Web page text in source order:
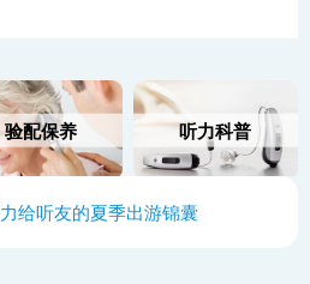
验配保养 听力科普
给听友的夏季出游锦囊